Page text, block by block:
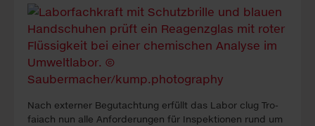
Nach ex­ter­ner Be­gutacht­ung erfüllt das La­bor clug Tro­
faiach nun alle An­forder­ung­en für In­spekt­ion­en rund um